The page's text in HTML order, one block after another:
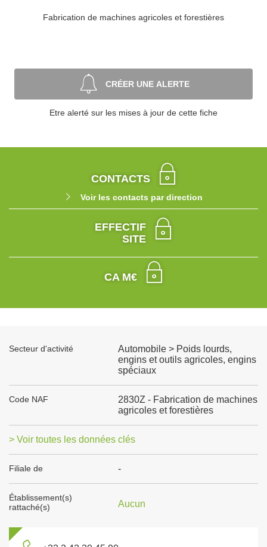
Fabrication de machines agricoles et forestières
CRÉER UNE ALERTE
Etre alerté sur les mises à jour de cette fiche
CONTACTS
Voir les contacts par direction
EFFECTIF
SITE
CA M€
Secteur d'activité
Automobile > Poids lourds,
engins et outils agricoles, engins
spéciaux
Code NAF
2830Z - Fabrication de machines
agricoles et forestières
> Voir toutes les données clés
Filiale de -
Établissement(s)
rattaché(s)
Aucun